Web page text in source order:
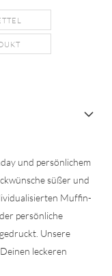
und persönlichem
süßer und
Muffin-
persönliche
Unsere
leckeren